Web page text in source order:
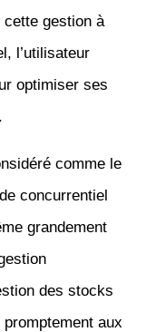
gestion à
l’utilisateur
optimiser ses
comme le
concurrentiel
grandement
des stocks
aux